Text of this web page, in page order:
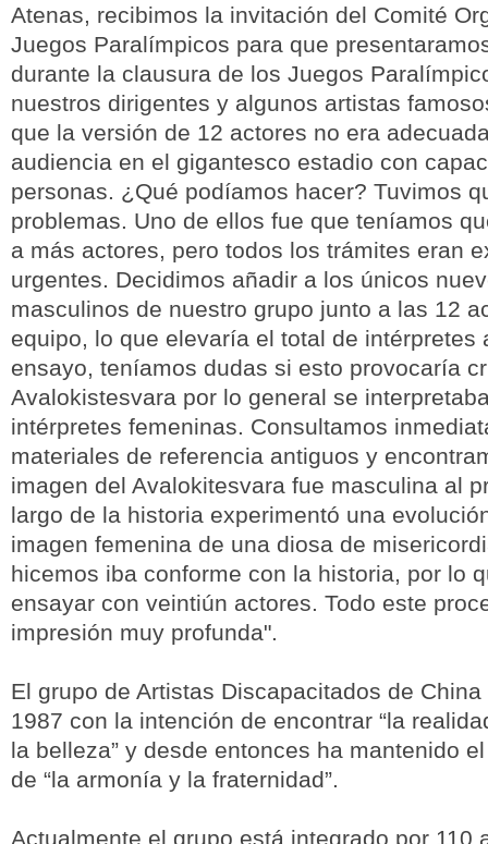
Atenas, recibimos la invitación del Comité
Juegos Paralímpicos para que
durante la clausura de los Juegos
nuestros dirigentes y algunos artistas
que la versión de 12 actores no era
audiencia en el gigantesco estadio con
personas. ¿Qué podíamos hacer? Tuvimos
problemas. Uno de ellos fue que teníamos
a más actores, pero todos los trámites eran
urgentes. Decidimos añadir a los únicos
masculinos de nuestro grupo junto a las 12
equipo, lo que elevaría el total de intérpretes
ensayo, teníamos dudas si esto provocaría
Avalokistesvara por lo general se
intérpretes femeninas. Consultamos
materiales de referencia antiguos y
imagen del Avalokitesvara fue masculina al
largo de la historia experimentó una
imagen femenina de una diosa de
hicemos iba conforme con la historia, por lo
ensayar con veintiún actores. Todo este
impresión muy profunda".
El grupo de Artistas Discapacitados de
1987 con la intención de encontrar “la
la belleza” y desde entonces ha mantenido
de “la armonía y la fraternidad”.
Actualmente el grupo está integrado por 110